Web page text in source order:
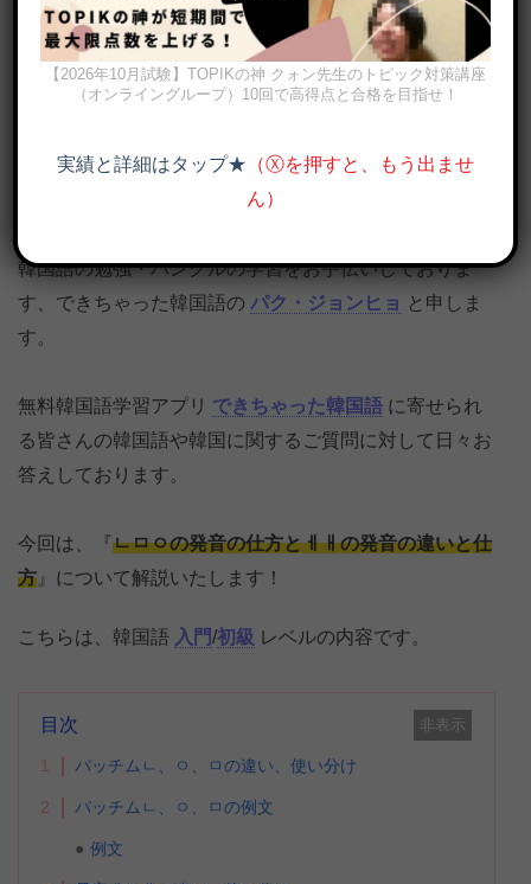
パッチムㄴ ㅁ ㅇとㅔ ㅐの発音の違いと仕方を教えてください
韓国語の勉強・ハングルの学習をお手伝いしておりま
す、できちゃった韓国語の パク・ジョンヒョ と申しま
す。
無料韓国語学習アプリ できちゃった韓国語 に寄せられ
る皆さんの韓国語や韓国に関するご質問に対して日々お
答えしております。
今回は、『 ㄴㅁㅇの発音の仕方とㅔㅐの発音の違いと仕
方 』について解説いたします！
こちらは、韓国語 入門/初級 レベルの内容です。
目次 非表示
1 パッチムㄴ、ㅇ、ㅁの違い、使い分け
2 パッチムㄴ、ㅇ、ㅁの例文
例文
【2026年10月試験】TOPIKの神 クォン先生のトピック対策講座
（オンライングループ）10回で高得点と合格を目指せ！
実績と詳細はタップ★ （Ⓧを押すと、もう出ませ
ん）